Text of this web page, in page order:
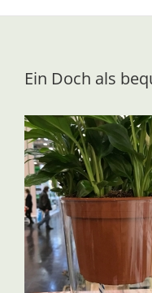
Ein Doch als